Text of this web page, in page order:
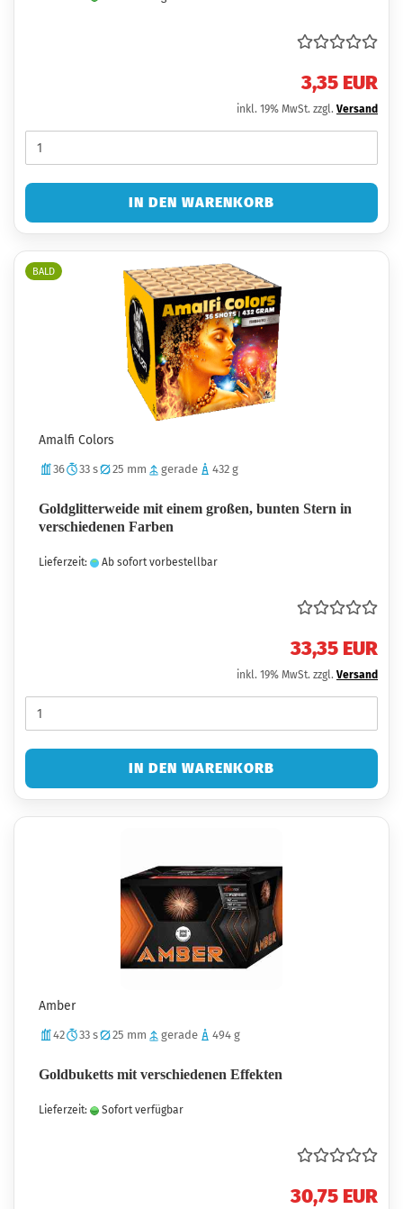
3,35 EUR
inkl. 19% MwSt. zzgl. Versand
IN DEN WARENKORB
BALD
Amalfi Colors
36 33 s 25 mm gerade 432 g
Goldglitterweide mit einem großen, bunten Stern in
verschiedenen Farben
Lieferzeit: Ab sofort vorbestellbar
33,35 EUR
inkl. 19% MwSt. zzgl. Versand
IN DEN WARENKORB
Amber
42 33 s 25 mm gerade 494 g
Goldbuketts mit verschiedenen Effekten
Lieferzeit: Sofort verfügbar
30,75 EUR